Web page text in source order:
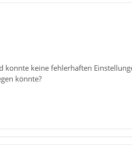
keine fehlerhaften
könnte?